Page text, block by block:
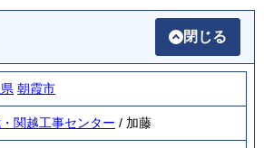
閉じる
朝霞市
関越工事センター / 加藤